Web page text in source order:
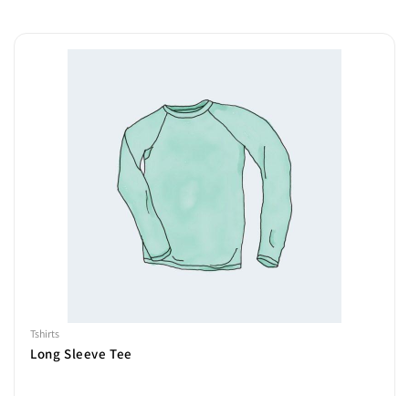
Tshirts
Long Sleeve Tee